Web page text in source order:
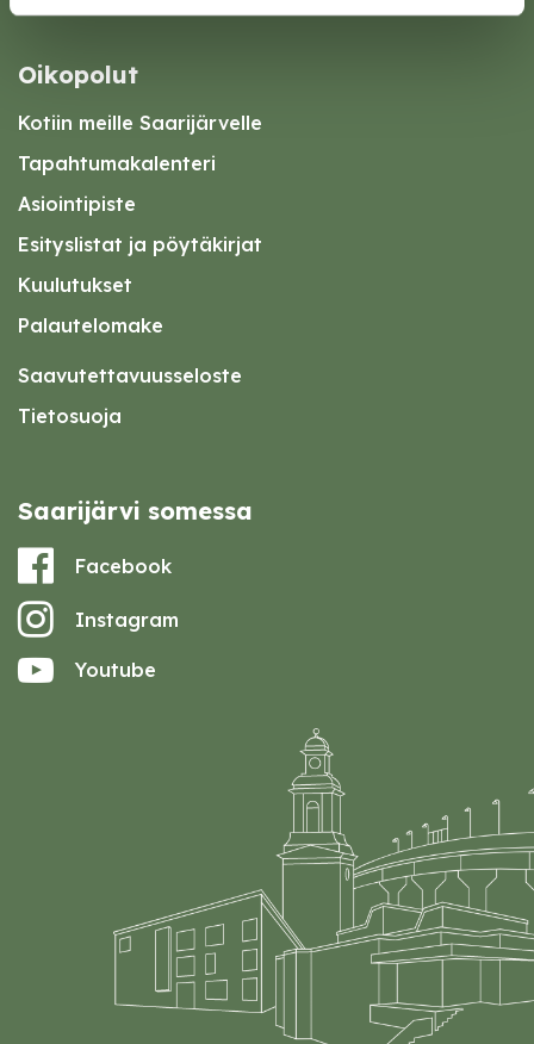
Oikopolut
Kotiin meille Saarijärvelle
Tapahtumakalenteri
Asiointipiste
Esityslistat ja pöytäkirjat
Kuulutukset
Palautelomake
Saavutettavuusseloste
Tietosuoja
Saarijärvi somessa
Facebook
Instagram
Youtube